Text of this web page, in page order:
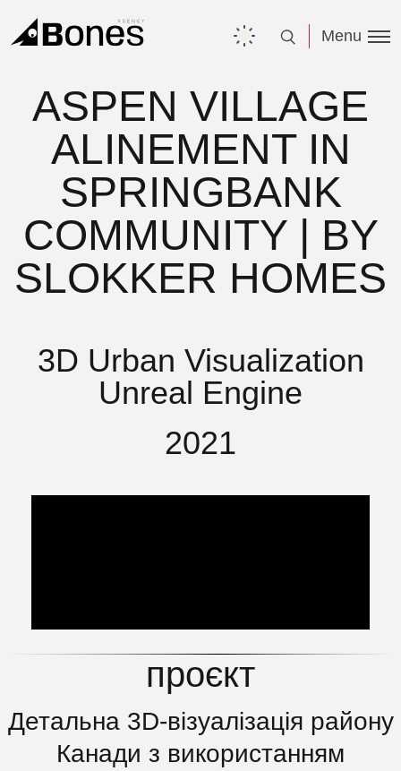
Menu
ASPEN VILLAGE
ALINEMENT IN
SPRINGBANK
COMMUNITY | BY
SLOKKER HOMES
3D Urban Visualization
Unreal Engine
2021
проєкт
Детальна 3D-візуалізація району
Канади з використанням